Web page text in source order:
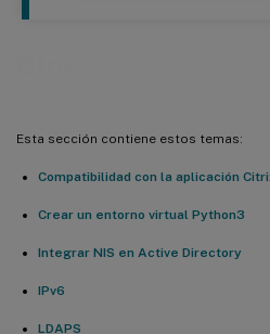
Esta sección contiene estos temas:
Compatibilidad con la aplicación
Crear un entorno virtual Python3
Integrar NIS en Active Directory
IPv6
LDAPS